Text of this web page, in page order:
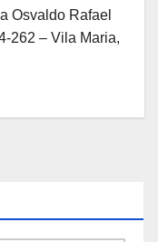
Osvaldo Rafael
262 – Vila Maria,